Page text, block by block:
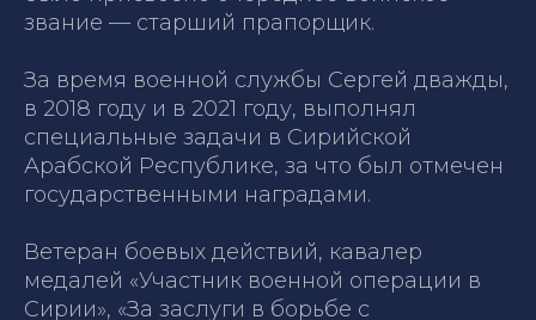
звание — старший прапорщик.
За время военной службы Сергей дважды,
в 2018 году и в 2021 году, выполнял
специальные задачи в Сирийской
Арабской Республике, за что был отмечен
государственными наградами.
Ветеран боевых действий, кавалер
медалей «Участник военной операции в
Сирии», «За заслуги в борьбе с